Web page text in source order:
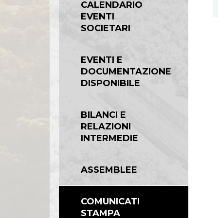
CALENDARIO
EVENTI
SOCIETARI
EVENTI E
DOCUMENTAZIONE
DISPONIBILE
BILANCI E
RELAZIONI
INTERMEDIE
ASSEMBLEE
COMUNICATI
STAMPA